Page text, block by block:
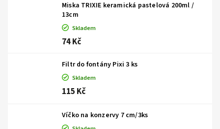
Miska TRIXIE keramická pastelová 200ml /
13cm
Skladem
74 Kč
Filtr do fontány Pixi 3 ks
Skladem
115 Kč
Víčko na konzervy 7 cm/3ks